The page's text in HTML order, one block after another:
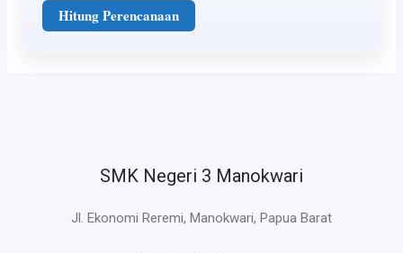
Hitung Perencanaan
SMK Negeri 3 Manokwari
Jl. Ekonomi Reremi, Manokwari, Papua Barat